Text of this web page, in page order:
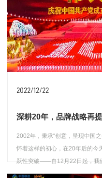
2022/12/22
2002年，秉承“创意，呈现中国
怀着这样的初心，在20年后的今
跃性突破——自12月22日起，我
股份有限公司”，简称锋尚文化集